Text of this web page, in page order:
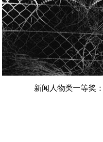
新闻人物类一等奖